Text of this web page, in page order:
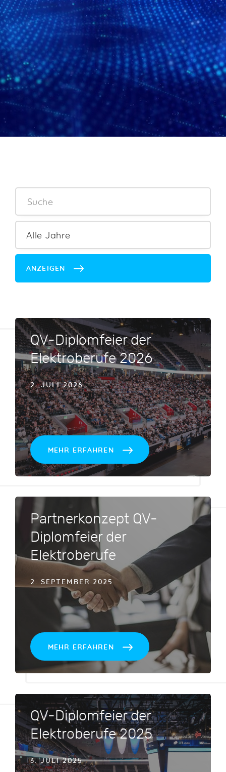
ANZEIGEN
QV-Diplomfeier der
Elektroberufe 2026
2. JULI 2026
MEHR ERFAHREN
Partnerkonzept QV-
Diplomfeier der
Elektroberufe
2. SEPTEMBER 2025
MEHR ERFAHREN
QV-Diplomfeier der
Elektroberufe 2025
3. JULI 2025